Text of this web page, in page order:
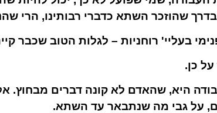
שהוזכר השתא כדברי רבותינו, הרי
בעליי' רוחניות – לגלות הטוב שכבר
כן.
היא, שהאדם לא קונה דברים מבחוץ.
על גבי מה שנתבאר עד השתא.